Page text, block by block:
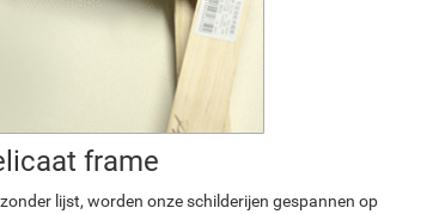
frame
lijst, worden onze schilderijen gespannen op